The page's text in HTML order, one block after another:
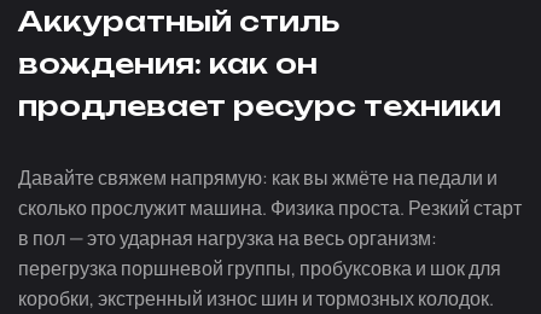
Аккуратный стиль
вождения: как он
продлевает ресурс техники
Давайте свяжем напрямую: как вы жмёте на педали и
сколько прослужит машина. Физика проста. Резкий старт
в пол — это ударная нагрузка на весь организм:
перегрузка поршневой группы, пробуксовка и шок для
коробки, экстренный износ шин и тормозных колодок.